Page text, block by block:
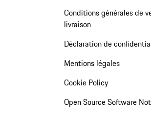
Conditions générales de
livraison
Déclaration de
Mentions légales
Cookie Policy
Open Source Software